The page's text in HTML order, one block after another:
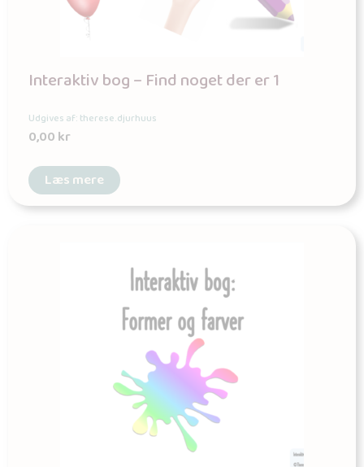
Interaktiv bog – Find noget der er 1
Udgives af: therese.djurhuus
0,00kr
Læs mere